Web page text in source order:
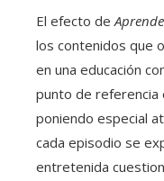
El efecto de
los contenidos que
en una educación
punto de referencia
poniendo especial
cada episodio se
entretenida